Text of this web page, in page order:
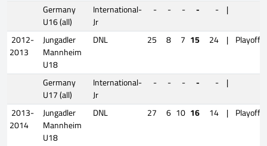
Germany
U16 (all)
International-
Jr
- - - - - |
2012-
2013
Jungadler
Mannheim
U18
DNL 25 8 7 15 24 | Playoffs
Germany
U17 (all)
International-
Jr
- - - - - |
2013-
2014
Jungadler
Mannheim
U18
DNL 27 6 10 16 14 | Playoffs